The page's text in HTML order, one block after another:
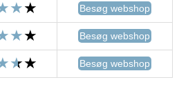
Besøg webshop
Besøg webshop
Besøg webshop